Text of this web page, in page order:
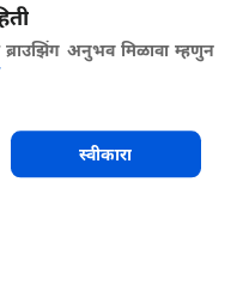
अनुभव मिळावा म्हणुन
स्वीकारा